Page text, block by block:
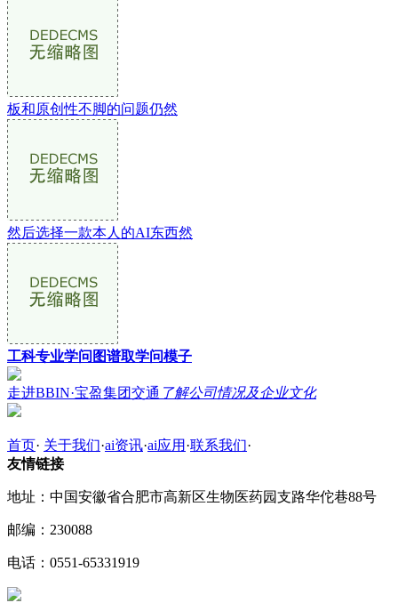
板和原创性不脚的问题仍然
然后选择一款本人的AI东西然
工科专业学问图谱取学问模子
走进BBIN·宝盈集团交通 了解公司情况及企业文化
首页· 关于我们·ai资讯·ai应用 ·联系我们·
友情链接
地址：中国安徽省合肥市高新区生物医药园支路华佗巷88号
邮编：230088
电话：0551-65331919